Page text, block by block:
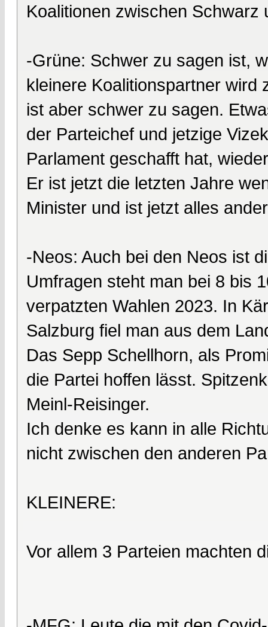
Koalitionen zwischen Schwarz
-Grüne: Schwer zu sagen ist,
kleinere Koalitionspartner wird
ist aber schwer zu sagen.
der Parteichef und jetzige
Parlament geschafft hat,
Er ist jetzt die letzten Jahre
Minister und ist jetzt alles
-Neos: Auch bei den Neos ist
Umfragen steht man bei 8 bis
verpatzten Wahlen 2023. In
Salzburg fiel man aus dem
Das Sepp Schellhorn, als
die Partei hoffen lässt.
Meinl-Reisinger.
Ich denke es kann in alle
nicht zwischen den anderen
KLEINERE:
Vor allem 3 Parteien machten